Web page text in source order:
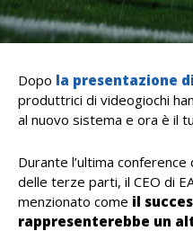
Dopo la presentazione
produttrici di videogiochi
al nuovo sistema e ora è il
Durante l’ultima
delle terze parti, il CEO di
menzionato come il
rappresenterebbe un